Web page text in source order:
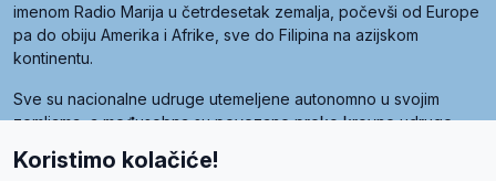
imenom Radio Marija u četrdesetak zemalja, počevši od Europe
pa do obiju Amerika i Afrike, sve do Filipina na azijskom
kontinentu.
Sve su nacionalne udruge utemeljene autonomno u svojim
zemljama, a međusobna su povezane preko krovne udruge
Radio Maria). Svjetsku obitelj utemeljilo je sedam članica, među
Koristimo kolačiće!